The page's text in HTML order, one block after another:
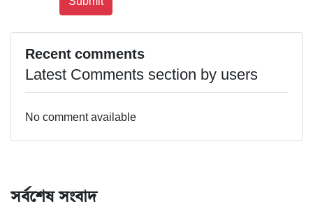
Recent comments
Latest Comments section by users
No comment available
সর্বশেষ সংবাদ